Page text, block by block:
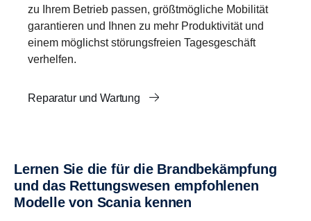
zu Ihrem Betrieb passen, größtmögliche Mobilität
garantieren und Ihnen zu mehr Produktivität und
einem möglichst störungsfreien Tagesgeschäft
verhelfen.
Reparatur und Wartung
Lernen Sie die für die Brand­be­kämp­fung
und das Rettungs­wesen empfoh­lenen
Modelle von Scania kennen